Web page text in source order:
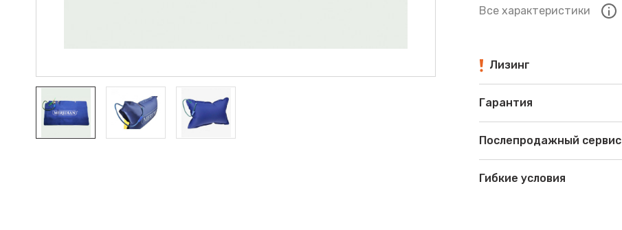
Все характеристики
Лизинг
Гарантия
Послепродажный сервис
Гибкие условия